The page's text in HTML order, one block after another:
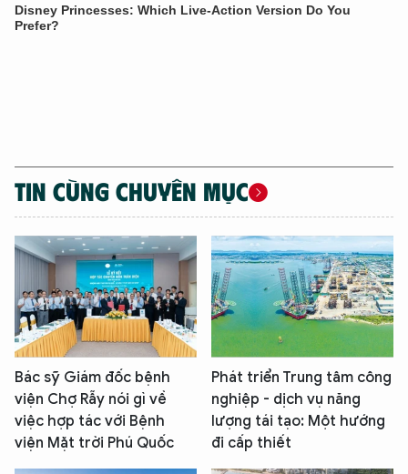
TIN CÙNG CHUYÊN MỤC
Bác sỹ Giám đốc bệnh
viện Chợ Rẫy nói gì về
việc hợp tác với Bệnh
viện Mặt trời Phú Quốc
Phát triển Trung tâm công
nghiệp - dịch vụ năng
lượng tái tạo: Một hướng
đi cấp thiết
XIN CHÀO,